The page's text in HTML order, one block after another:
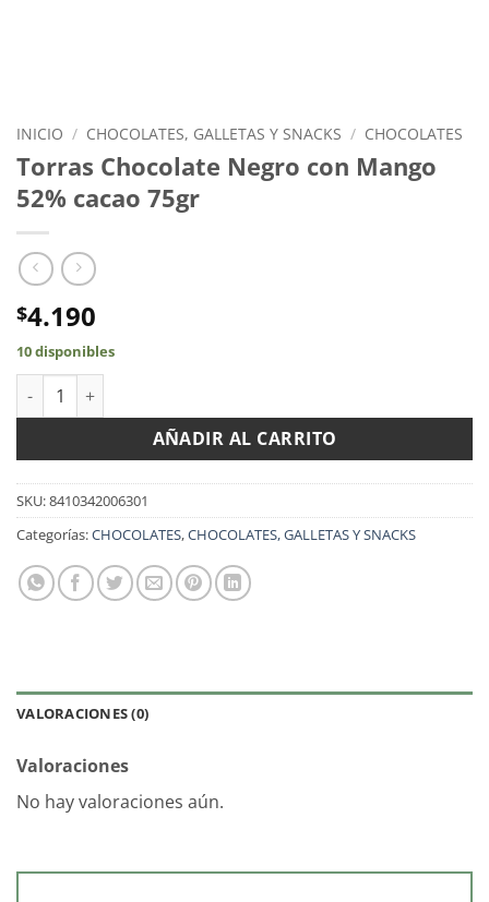
INICIO / CHOCOLATES, GALLETAS Y SNACKS / CHOCOLATES
Torras Chocolate Negro con Mango
52% cacao 75gr
$4.190
10 disponibles
Torras Chocolate Negro con Mango 52% cacao 75gr cantidad
AÑADIR AL CARRITO
SKU:8410342006301
Categorías:CHOCOLATES,CHOCOLATES, GALLETAS Y SNACKS
VALORACIONES (0)
Valoraciones
No hay valoraciones aún.